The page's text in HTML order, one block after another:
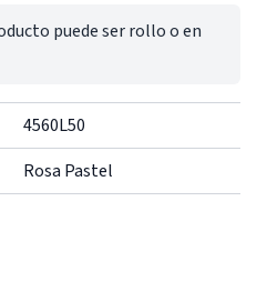
puede ser rollo o en
4560L50
Rosa Pastel